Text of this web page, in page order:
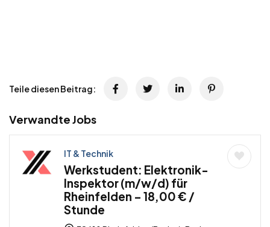
Teile diesen Beitrag:
Verwandte Jobs
IT & Technik
Werkstudent: Elektronik-
Inspektor (m/w/d) für
Rheinfelden – 18,00 € /
Stunde